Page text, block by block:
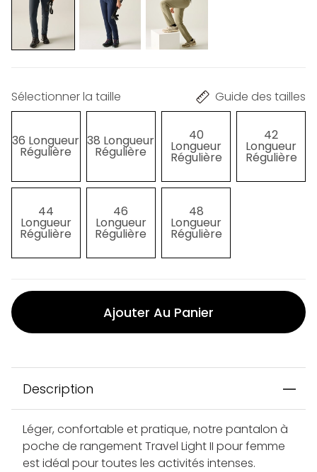
Sélectionner la taille Guide des tailles
36 Longueur
Régulière
38 Longueur
Régulière
40
Longueur
Régulière
42
Longueur
Régulière
44
Longueur
Régulière
46
Longueur
Régulière
48
Longueur
Régulière
Ajouter Au Panier
Description
Léger, confortable et pratique, notre pantalon à
poche de rangement Travel Light II pour femme
est idéal pour toutes les activités intenses.